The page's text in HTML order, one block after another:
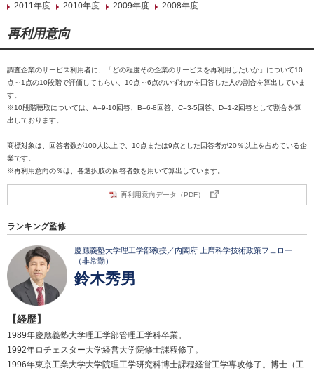
2011年度
2010年度 2009年度 2008年度
再利用意向
調査企業のサービス利用者に、「どの程度その企業のサービスを再利用したいか」について10
点～1点の10段階で評価してもらい、10点～6点のいずれかを回答した人の割合を算出していま
す。
※10段階聴取については、A=9-10回答、B=6-8回答、C=3-5回答、D=1-2回答として割合を算
出しております。
商標対象は、回答者数が100人以上で、10点または9点とした回答者が20％以上を占めている企
業です。
※再利用意向の％は、各選択肢の回答者数を用いて算出しています。
再利用意向データ（PDF）
ランキング監修
慶應義塾大学理工学部教授／内閣府 上席科学技術政策フェロー
（非常勤）
鈴木秀男
【経歴】
1989年慶應義塾大学理工学部管理工学科卒業。
1992年ロチェスター大学経営大学院修士課程修了。
1996年東京工業大学大学院理工学研究科博士課程経営工学専攻修了。博士（工